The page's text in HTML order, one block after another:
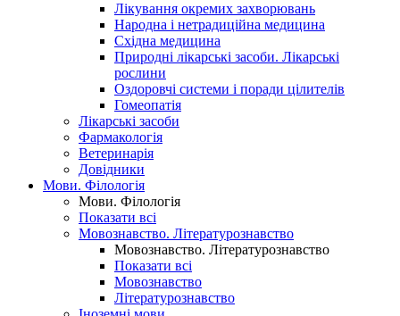
Лікування окремих захворювань
Народна і нетрадиційна медицина
Східна медицина
Природні лікарські засоби. Лікарські
рослини
Оздоровчі системи і поради цілителів
Гомеопатія
Лікарські засоби
Фармакологія
Ветеринарія
Довідники
Мови. Філологія
Мови. Філологія
Показати всі
Мовознавство. Літературознавство
Мовознавство. Літературознавство
Показати всі
Мовознавство
Літературознавство